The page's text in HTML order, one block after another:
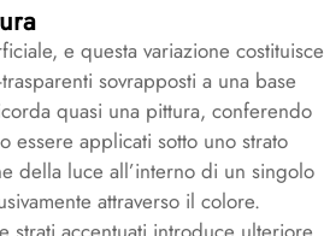
e questa variazione costituisce
sovrapposti a una base
quasi una pittura, conferendo
essere applicati sotto uno strato
della luce all’interno di un singolo
attraverso il colore.